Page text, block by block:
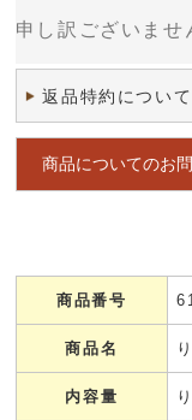
申し訳ございませ
返品特約について
商品についてのお
商品番号
商品名
内容量